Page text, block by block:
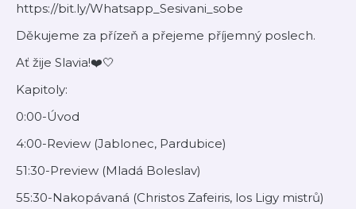
https://bit.ly/Whatsapp_Sesivani_sobe
Děkujeme za přízeň a přejeme příjemný poslech.
Ať žije Slavia!❤️🤍
Kapitoly:
0:00-Úvod
4:00-Review (Jablonec, Pardubice)
51:30-Preview (Mladá Boleslav)
55:30-Nakopávaná (Christos Zafeiris, los Ligy mistrů)